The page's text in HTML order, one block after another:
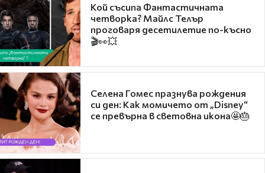
Кой съсипа Фантастичната
четворка? Майлс Телър
проговаря десетилетие по-късно
🎬👀💥
Селена Гомес празнува рождения
си ден: Как момичето от „Disney“
се превърна в световна икона🤩🎂